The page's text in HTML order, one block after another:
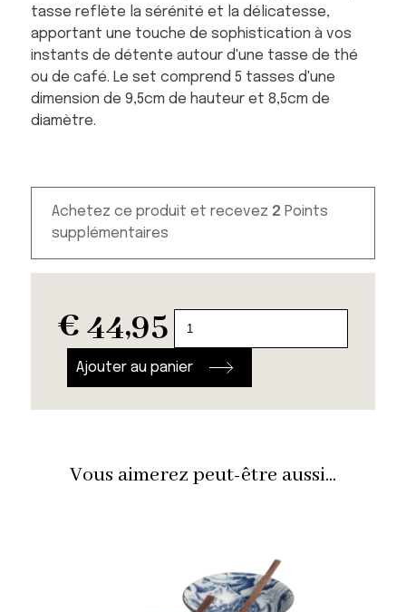
tasse reflète la sérénité et la délicatesse,
apportant une touche de sophistication à vos
instants de détente autour d'une tasse de thé
ou de café. Le set comprend 5 tasses d'une
dimension de 9,5cm de hauteur et 8,5cm de
diamètre.
€44,95
Achetez ce produit et recevez 2 Points
supplémentaires
Set
de
tasses
Ajouter au panier
Vous aimerez peut-être aussi...